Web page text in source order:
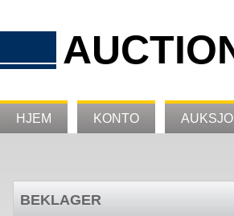
HJEM KONTO
BEKLAGER